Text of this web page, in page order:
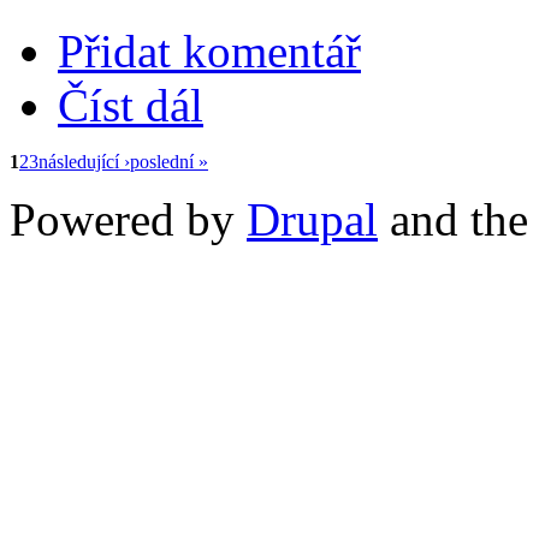
Přidat komentář
Číst dál
123následující ›poslední »
Powered by Drupal and the